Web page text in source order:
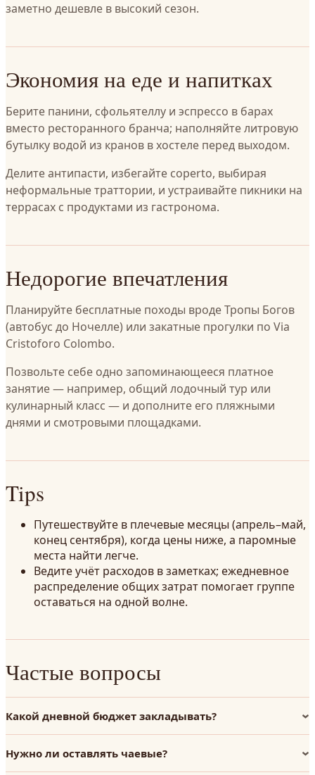
заметно дешевле в высокий сезон.
Экономия на еде и напитках
Берите панини, сфольятеллу и эспрессо в барах
вместо ресторанного бранча; наполняйте литровую
бутылку водой из кранов в хостеле перед выходом.
Делите антипасти, избегайте coperto, выбирая
неформальные траттории, и устраивайте пикники на
террасах с продуктами из гастронома.
Недорогие впечатления
Планируйте бесплатные походы вроде Тропы Богов
(автобус до Ночелле) или закатные прогулки по Via
Cristoforo Colombo.
Позвольте себе одно запоминающееся платное
занятие — например, общий лодочный тур или
кулинарный класс — и дополните его пляжными
днями и смотровыми площадками.
Tips
Путешествуйте в плечевые месяцы (апрель–май,
конец сентября), когда цены ниже, а паромные
места найти легче.
Ведите учёт расходов в заметках; ежедневное
распределение общих затрат помогает группе
оставаться на одной волне.
Частые вопросы
Какой дневной бюджет закладывать?
Нужно ли оставлять чаевые?